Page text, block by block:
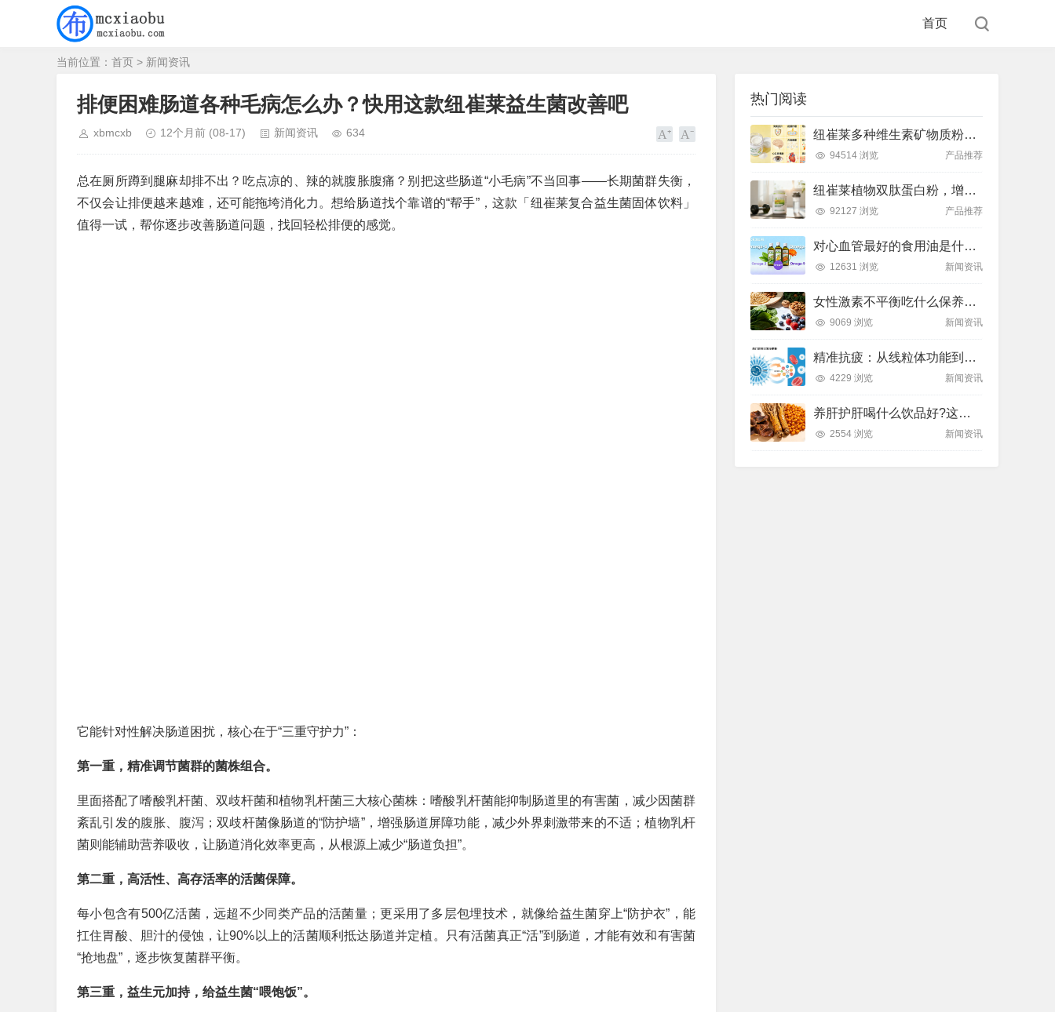
首页
当前位置： 首页 > 新闻资讯
排便困难肠道各种毛病怎么办？快用这款纽崔莱益生菌改善吧
xbmcxb 12个月前 (08-17) 新闻资讯 634
总在厕所蹲到腿麻却排不出？吃点凉的、辣的就腹胀腹痛？别把这些肠道“小毛病”不当回事——长期菌群失衡，
不仅会让排便越来越难，还可能拖垮消化力。想给肠道找个靠谱的“帮手”，这款「纽崔莱复合益生菌固体饮料」
值得一试，帮你逐步改善肠道问题，找回轻松排便的感觉。
它能针对性解决肠道困扰，核心在于“三重守护力”：
第一重，精准调节菌群的菌株组合。
里面搭配了嗜酸乳杆菌、双歧杆菌和植物乳杆菌三大核心菌株：嗜酸乳杆菌能抑制肠道里的有害菌，减少因菌群
紊乱引发的腹胀、腹泻；双歧杆菌像肠道的“防护墙”，增强肠道屏障功能，减少外界刺激带来的不适；植物乳杆
菌则能辅助营养吸收，让肠道消化效率更高，从根源上减少“肠道负担”。
第二重，高活性、高存活率的活菌保障。
每小包含有500亿活菌，远超不少同类产品的活菌量；更采用了多层包埋技术，就像给益生菌穿上“防护衣”，能
扛住胃酸、胆汁的侵蚀，让90%以上的活菌顺利抵达肠道并定植。只有活菌真正“活”到肠道，才能有效和有害菌
“抢地盘”，逐步恢复菌群平衡。
第三重，益生元加持，给益生菌“喂饱饭”。
热门阅读
纽崔莱多种维生素矿物质粉，小金粉守护全天健康活力
94514 浏览 产品推荐
纽崔莱植物双肽蛋白粉，增肌补充蛋白质好帮手
92127 浏览 产品推荐
对心血管最好的食用油是什么油？推荐吃这款安利油品
12631 浏览 新闻资讯
女性激素不平衡吃什么保养片可以调节？推荐吃这款纽崔莱保养片
9069 浏览 新闻资讯
精准抗疲：从线粒体功能到造血机制，热门营养方案全解析
4229 浏览 新闻资讯
养肝护肝喝什么饮品好?这款纽崔莱饮品别错过
2554 浏览 新闻资讯